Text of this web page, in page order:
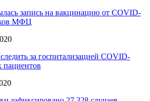
запись на вакцинацию от COVID-
МФЦ
за госпитализацией COVID-
пациентов